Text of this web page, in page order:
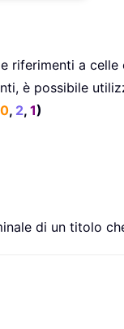
riferimenti a
è possibile
, 2, 1)
di un titolo